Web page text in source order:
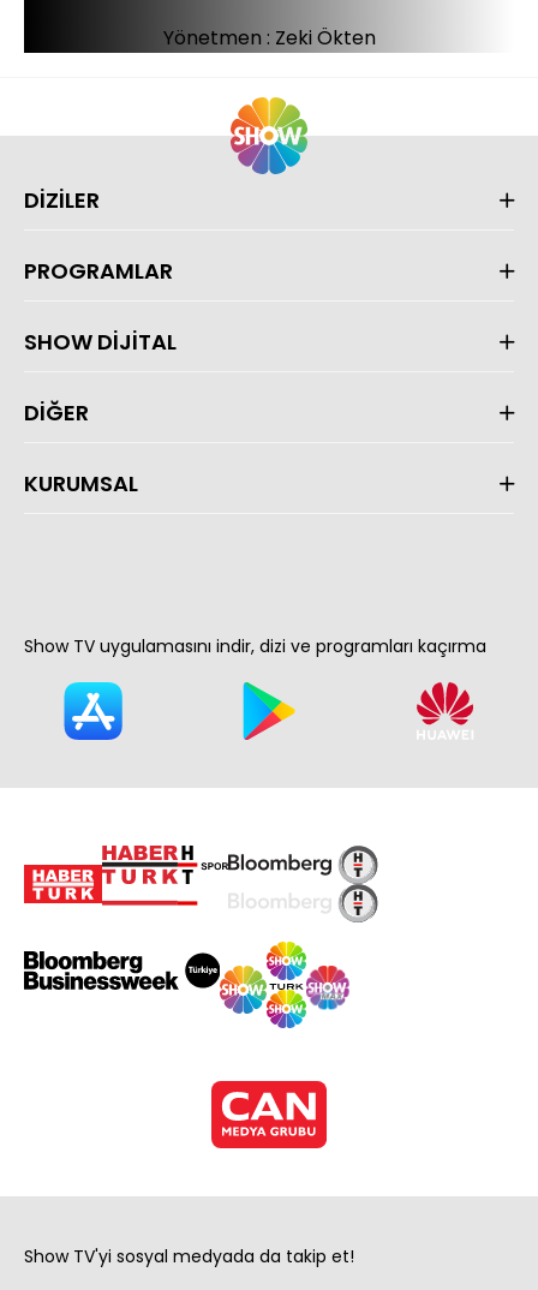
Yönetmen : Zeki Ökten
DİZİLER
PROGRAMLAR
SHOW DİJİTAL
DİĞER
KURUMSAL
Show TV uygulamasını indir, dizi ve programları kaçırma
Show TV'yi sosyal medyada da takip et!